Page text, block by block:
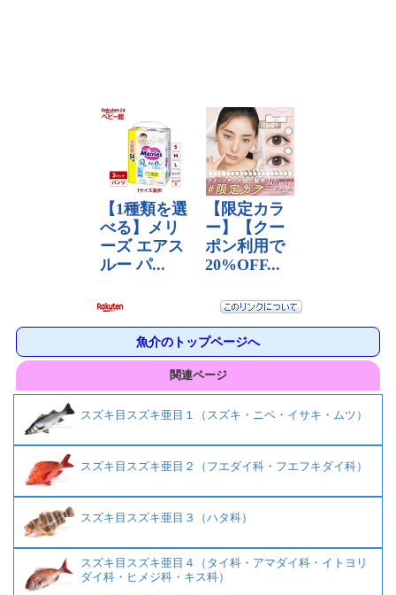
魚介のトップページへ
関連ページ
スズキ目スズキ亜目１（スズキ・ニベ・イサキ・ムツ）
スズキ目スズキ亜目２（フエダイ科・フエフキダイ科）
スズキ目スズキ亜目３（ハタ科）
スズキ目スズキ亜目４（タイ科・アマダイ科・イトヨリ
ダイ科・ヒメジ科・キス科）